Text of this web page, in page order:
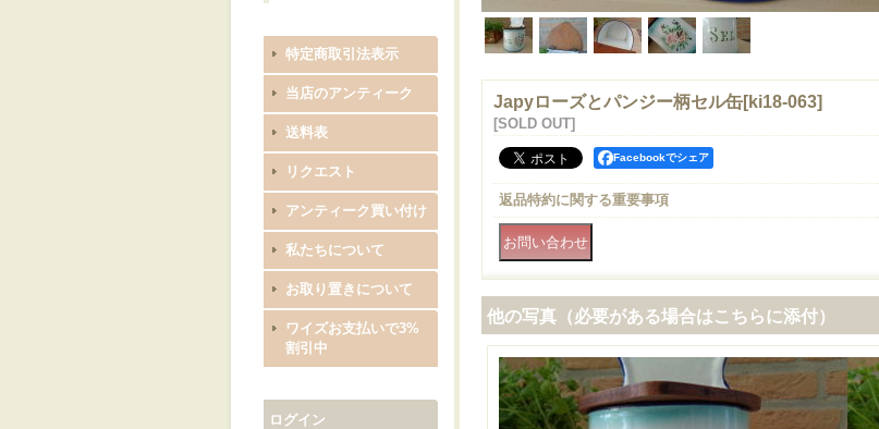
特定商取引法表示
当店のアンティーク
送料表
リクエスト
アンティーク買い付け
私たちについて
お取り置きについて
ワイズお支払いで3%
割引中
ログイン
Japyローズとパンジー柄セル缶[ki18-063]
[SOLD OUT]
Facebookでシェア
返品特約に関する重要事項
他の写真（必要がある場合はこちらに添付）